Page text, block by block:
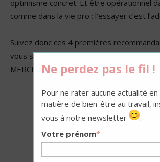
optimisme concret. Et être opérationnel
comme dans la vie pro : l’essayer c’est
Suivez donc ces 4 premières
vous serez tellement vous-même que
MERCI 😉 Ne perdez pas le fil !
Pour ne rater aucune actualité en
matière de bien-être au travail,
vous à notre newsletter
.
Votre prénom*